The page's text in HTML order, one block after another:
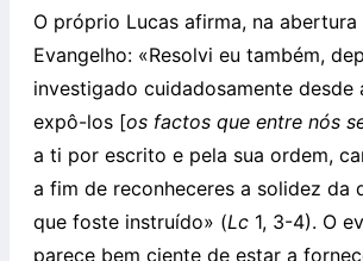
O próprio Lucas afirma, na abertura
Evangelho: «Resolvi eu também,
investigado cuidadosamente desde
expô-los [os factos que entre nós
a ti por escrito e pela sua ordem,
a fim de reconheceres a solidez da
que foste instruído» (Lc 1, 3-4). O
parece bem ciente de estar a